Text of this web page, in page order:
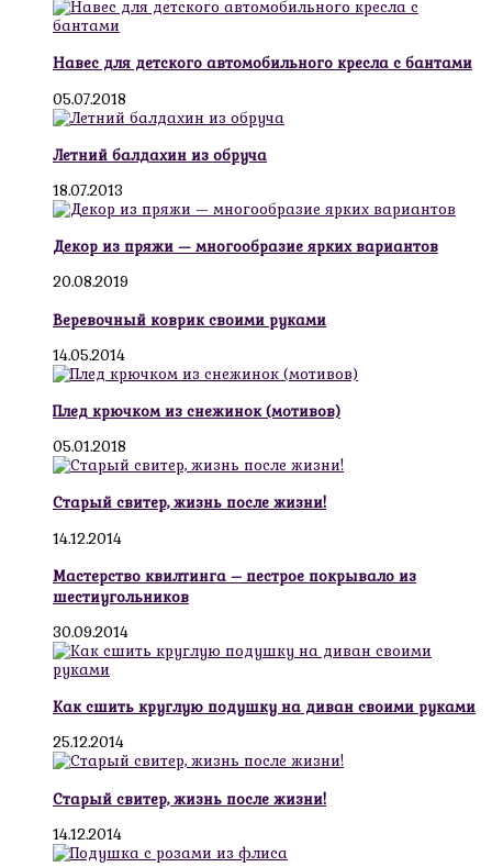
Навес для детского автомобильного кресла с бантами
05.07.2018
Летний балдахин из обруча
18.07.2013
Декор из пряжи — многообразие ярких вариантов
20.08.2019
Веревочный коврик своими руками
14.05.2014
Плед крючком из снежинок (мотивов)
05.01.2018
Старый свитер, жизнь после жизни!
14.12.2014
Мастерство квилтинга – пестрое покрывало из
шестиугольников
30.09.2014
Как сшить круглую подушку на диван своими руками
25.12.2014
Старый свитер, жизнь после жизни!
14.12.2014